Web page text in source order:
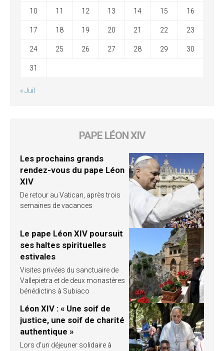
10 11 12 13 14 15 16
17 18 19 20 21 22 23
24 25 26 27 28 29 30
31
« Juil
PAPE LÉON XIV
Les prochains grands
rendez-vous du pape Léon
XIV
De retour au Vatican, après trois
semaines de vacances
Le pape Léon XIV poursuit
ses haltes spirituelles
estivales
Visites privées du sanctuaire de
Vallepietra et de deux monastères
bénédictins à Subiaco
Léon XIV : « Une soif de
justice, une soif de charité
authentique »
Lors d’un déjeuner solidaire à